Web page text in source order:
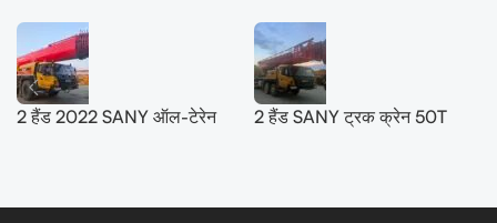
2 हैंड 2022 SANY ऑल-टेरेन
2 हैंड SANY ट्रक क्रेन 50T